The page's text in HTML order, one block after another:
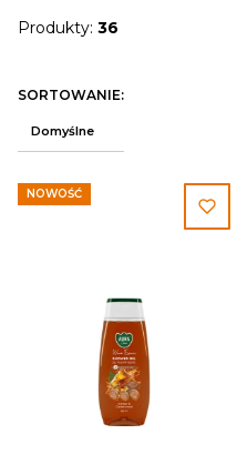
Produkty: 36
SORTOWANIE:
Domyślne
NOWOŚĆ